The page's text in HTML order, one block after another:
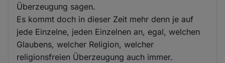
Überzeugung sagen.
Es kommt doch in dieser Zeit mehr denn je auf
jede Einzelne, jeden Einzelnen an, egal, welchen
Glaubens, welcher Religion, welcher
religionsfreien Überzeugung auch immer.